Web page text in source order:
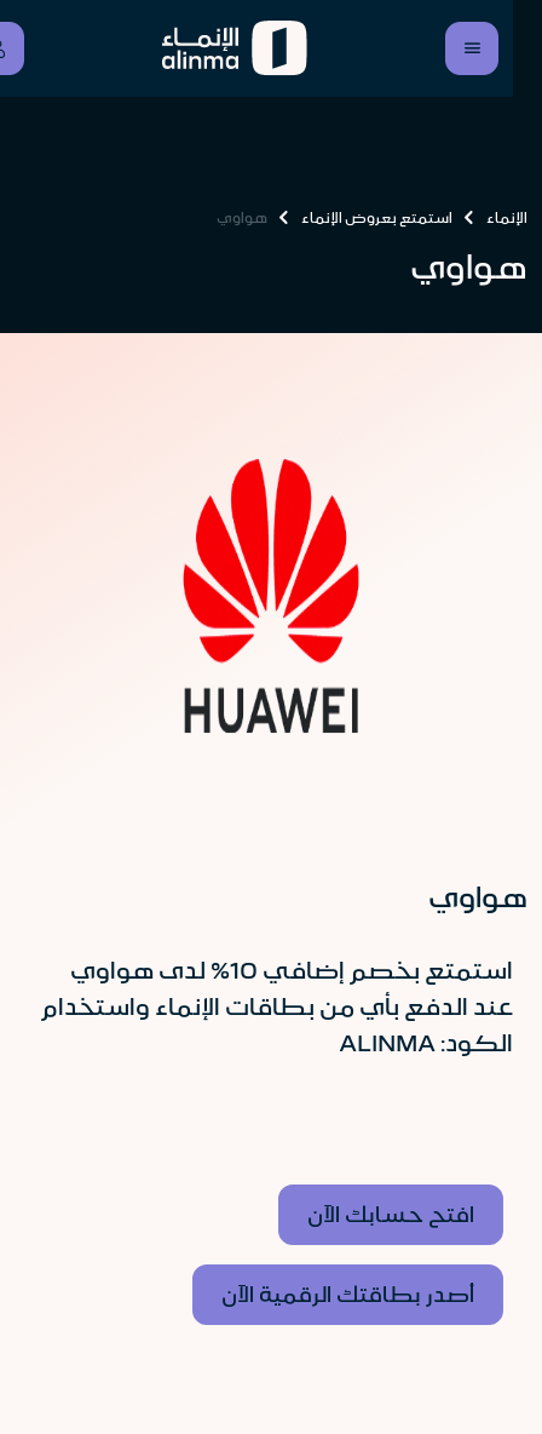
الإنماء استمتع بعروض الإنماء هواوي
هواوي
هواوي
استمتع بخصم إضافي 10% لدى هواوي
عند الدفع بأي من بطاقات الإنماء واستخدام
الكود: ALINMA
افتح حسابك الآن
أصدر بطاقتك الرقمية الآن